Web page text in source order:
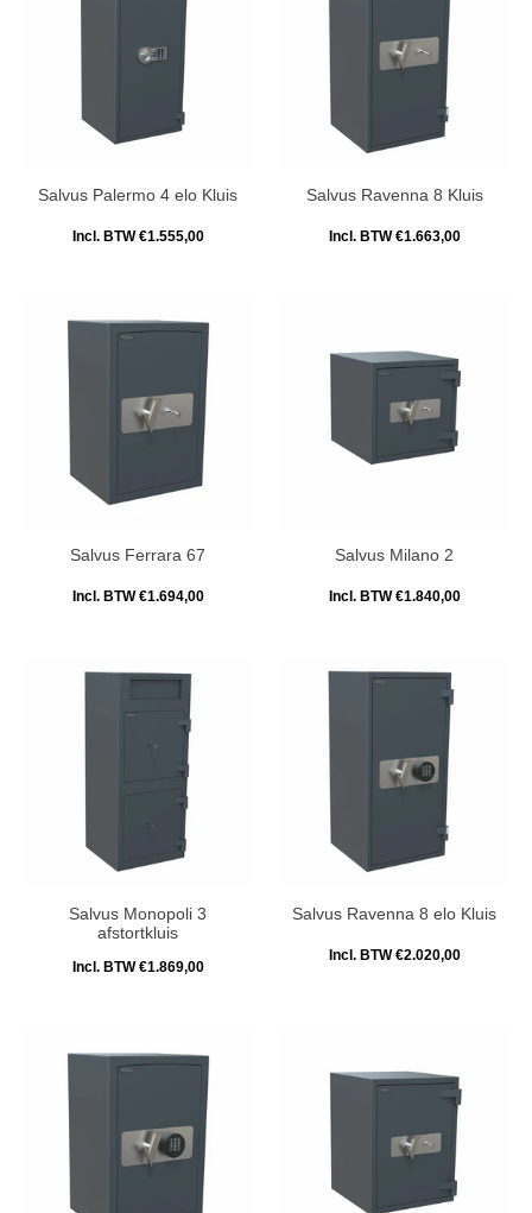
Salvus Palermo 4 elo Kluis
Incl. BTW €1.555,00
Salvus Ravenna 8 Kluis
Incl. BTW €1.663,00
Salvus Ferrara 67
Incl. BTW €1.694,00
Salvus Milano 2
Incl. BTW €1.840,00
Salvus Monopoli 3
afstortkluis
Incl. BTW €1.869,00
Salvus Ravenna 8 elo Kluis
Incl. BTW €2.020,00